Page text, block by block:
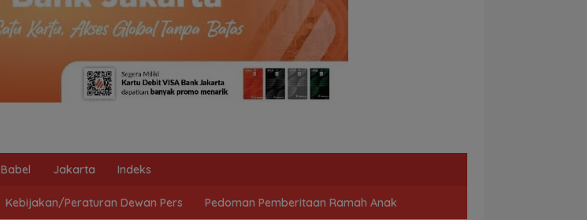
Babel Jakarta Indeks
Kebijakan/Peraturan Dewan Pers Pedoman Pemberitaan Ramah Anak